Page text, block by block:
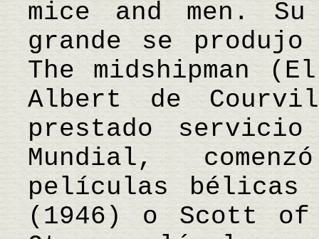
mice and men.
grande se
The midshipman
Albert de
prestado servicio
Mundial,
películas bélicas
(1946) o Scott